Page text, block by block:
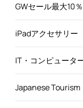
GWセール最大10
iPadアクセサリー
IT・コンピュータ
Japanese Tourism